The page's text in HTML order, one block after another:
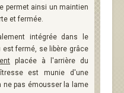
permet ainsi un maintien
et fermée.
intégrée dans le
fermé, se libère grâce
placée à l'arrière du
est munie d'une
ne pas émousser la lame